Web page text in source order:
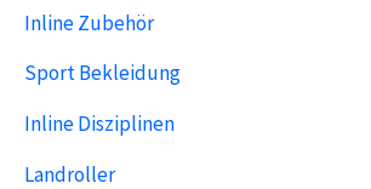
Inline Zubehör
Sport Bekleidung
Inline Disziplinen
Landroller